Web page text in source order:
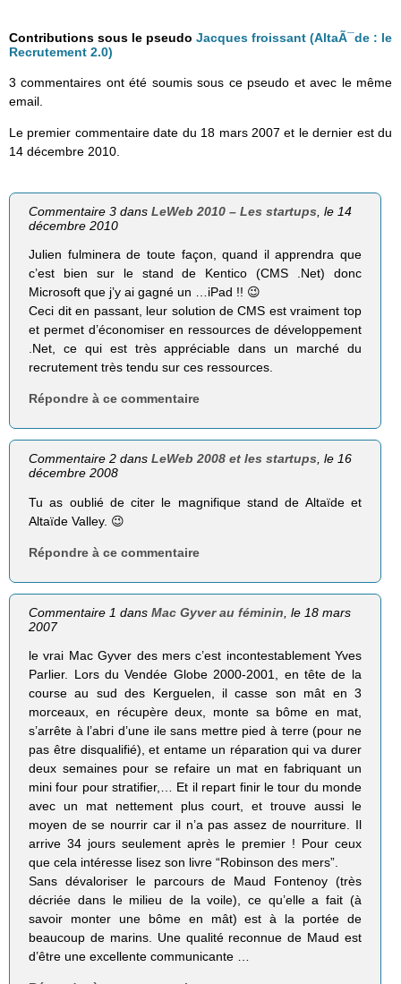
Contributions sous le pseudo Jacques froissant (AltaÃ¯de : le
Recrutement 2.0)
3 commentaires ont été soumis sous ce pseudo et avec le même
email.
Le premier commentaire date du 18 mars 2007 et le dernier est du
14 décembre 2010.
Commentaire 3 dansLeWeb 2010 – Les startups, le 14
décembre 2010
Julien fulminera de toute façon, quand il apprendra que
c’est bien sur le stand de Kentico (CMS .Net) donc
Microsoft que j’y ai gagné un …iPad !! 😉
Ceci dit en passant, leur solution de CMS est vraiment top
et permet d’économiser en ressources de développement
.Net, ce qui est très appréciable dans un marché du
recrutement très tendu sur ces ressources.
Répondre à ce commentaire
Commentaire 2 dansLeWeb 2008 et les startups, le 16
décembre 2008
Tu as oublié de citer le magnifique stand de Altaïde et
Altaïde Valley. 😉
Répondre à ce commentaire
Commentaire 1 dansMac Gyver au féminin , le 18 mars
2007
le vrai Mac Gyver des mers c’est incontestablement Yves
Parlier. Lors du Vendée Globe 2000-2001, en tête de la
course au sud des Kerguelen, il casse son mât en 3
morceaux, en récupère deux, monte sa bôme en mat,
s’arrête à l’abri d’une ile sans mettre pied à terre (pour ne
pas être disqualifié), et entame un réparation qui va durer
deux semaines pour se refaire un mat en fabriquant un
mini four pour stratifier,… Et il repart finir le tour du monde
avec un mat nettement plus court, et trouve aussi le
moyen de se nourrir car il n’a pas assez de nourriture. Il
arrive 34 jours seulement après le premier ! Pour ceux
que cela intéresse lisez son livre “Robinson des mers”.
Sans dévaloriser le parcours de Maud Fontenoy (très
décriée dans le milieu de la voile), ce qu’elle a fait (à
savoir monter une bôme en mât) est à la portée de
beaucoup de marins. Une qualité reconnue de Maud est
d’être une excellente communicante …